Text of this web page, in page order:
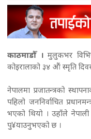
काठमाडौँ । मुलुकभर
कोइरालाको ३४ औं स्मृति
नेपालमा प्रजातन्त्रको
पहिलो जननिर्वाचित
भएको थियो । उहाँले नेपाली
पु¥याउनुभएको छ ।